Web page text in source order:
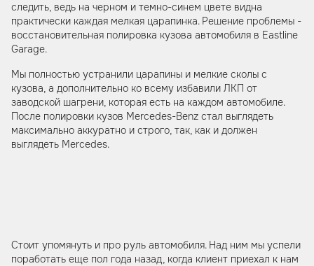
следить, ведь на черном и темно-синем цвете видна
практически каждая мелкая царапинка. Решение проблемы -
восстановительная полировка кузова автомобиля в Eastline
Garage.
Мы полностью устранили царапины и мелкие сколы с
кузова, а дополнительно ко всему избавили ЛКП от
заводской шагрени, которая есть на каждом автомобиле.
После полировки кузов Mercedes-Benz стал выглядеть
максимально аккуратно и строго, так, как и должен
выглядеть Mercedes.
Стоит упомянуть и про руль автомобиля. Над ним мы успели
поработать еще пол года назад, когда клиент приехал к нам